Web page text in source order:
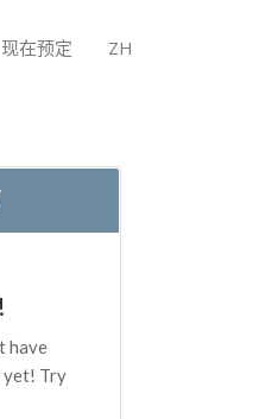
现在预定 ZH